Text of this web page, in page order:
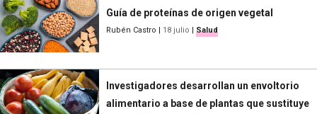
Guía de proteínas de origen vegetal
Rubén Castro 18 julio Salud
Investigadores desarrollan un envoltorio
alimentario a base de plantas que sustituye